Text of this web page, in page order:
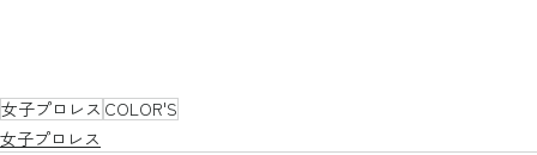
女子プロレス COLOR'S
女子プロレス